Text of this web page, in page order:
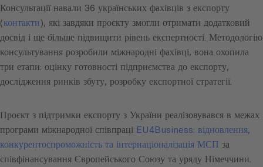
Консультації навали 36 українських фахівців з експорту
(контакти), які завдяки проєкту змогли отримати додатковий
досвід і ще більше підвищити рівень експертності. Методологію
консультування розробили міжнародні фахівці, вона охопила
три етапи: оцінку готовності підприємства до експорту,
дослідження ринків збуту, розробку експортної стратегії.
Проєкт з підтримки експорту з України реалізовувався в межах
програми міжнародної співпраці EU4Business: відновлення,
конкурентоспроможність та інтернаціоналізація МСП за
співфінансування Європейського Союзу та уряду Німеччини.